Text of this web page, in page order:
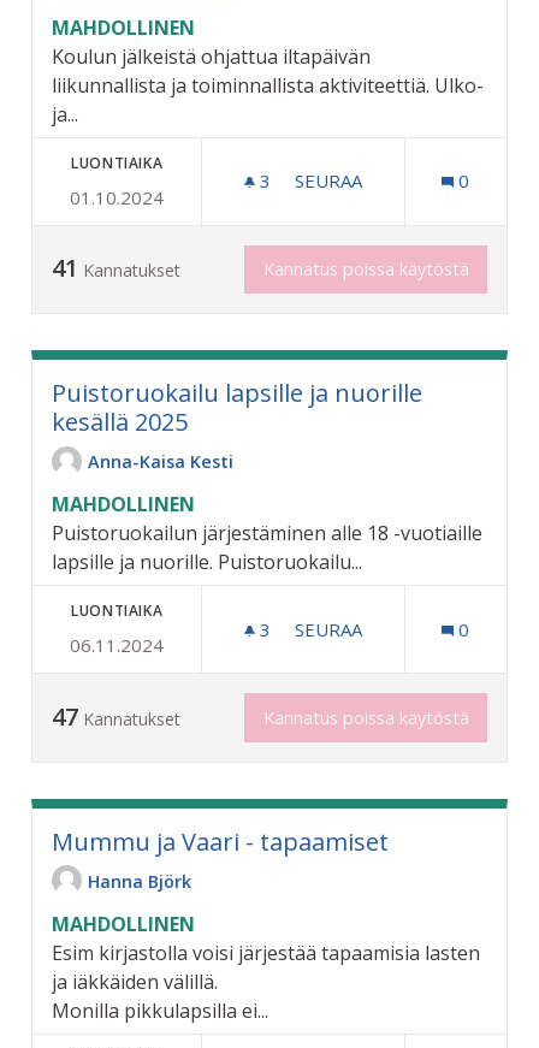
MAHDOLLINEN
Koulun jälkeistä ohjattua iltapäivän
liikunnallista ja toiminnallista aktiviteettiä. Ulko-
ja...
LUONTIAIKA
01.10.2024
3 3 SEURAAJAA
SEURAA 0
41 Kannatukset Kannatus poissa käytöstä
Puistoruokailu lapsille ja nuorille
kesällä 2025
Anna-Kaisa Kesti
MAHDOLLINEN
Puistoruokailun järjestäminen alle 18 -vuotiaille
lapsille ja nuorille. Puistoruokailu...
LUONTIAIKA
06.11.2024
3 3 SEURAAJAA
SEURAA 0
47 Kannatukset Kannatus poissa käytöstä
Mummu ja Vaari - tapaamiset
Hanna Björk
MAHDOLLINEN
Esim kirjastolla voisi järjestää tapaamisia lasten
ja iäkkäiden välillä.
Monilla pikkulapsilla ei...